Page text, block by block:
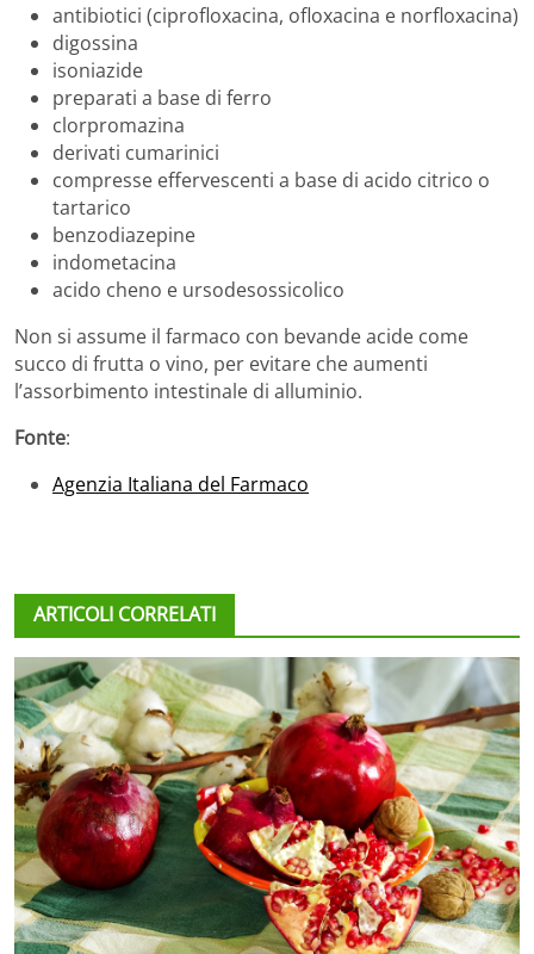
antibiotici (ciprofloxacina, ofloxacina e norfloxacina)
digossina
isoniazide
preparati a base di ferro
clorpromazina
derivati cumarinici
compresse effervescenti a base di acido citrico o
tartarico
benzodiazepine
indometacina
acido cheno e ursodesossicolico
Non si assume il farmaco con bevande acide come
succo di frutta o vino, per evitare che aumenti
l’assorbimento intestinale di alluminio.
Fonte:
Agenzia Italiana del Farmaco
ARTICOLI CORRELATI